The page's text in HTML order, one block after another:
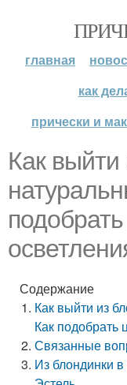
главная
как
прически и
Как выйти
Содержание
Как выйти из
Как подобрать
Связанные
Из блондинки